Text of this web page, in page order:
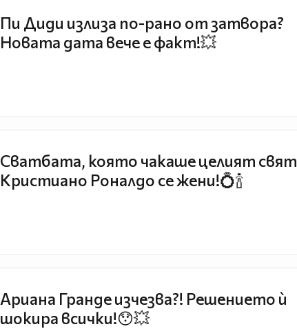
Пи Диди излиза по-рано от затвора?
Новата дата вече е факт!💥
Сватбата, която чакаше целият
Кристиано Роналдо се жени!💍🍾
Ариана Гранде изчезва?! Решението ѝ
шокира всички!😯💥